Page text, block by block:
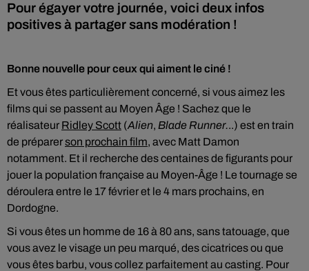
Pour égayer votre journée, voici deux infos
positives à partager sans modération !
Bonne nouvelle pour ceux qui aiment le ciné !
Et vous êtes particulièrement concerné, si vous aimez les
films qui se passent au Moyen Âge ! Sachez que le
réalisateur Ridley Scott (Alien, Blade Runner...) est en train
de préparerson prochain film, avec Matt Damon
notamment. Et il recherche des centaines de figurants pour
jouer la population française au Moyen-Âge ! Le tournage se
déroulera entre le 17 février et le 4 mars prochains, en
Dordogne.
Si vous êtes un homme de 16 à 80 ans, sans tatouage, que
vous avez le visage un peu marqué, des cicatrices ou que
vous êtes barbu, vous collez parfaitement au casting. Pour